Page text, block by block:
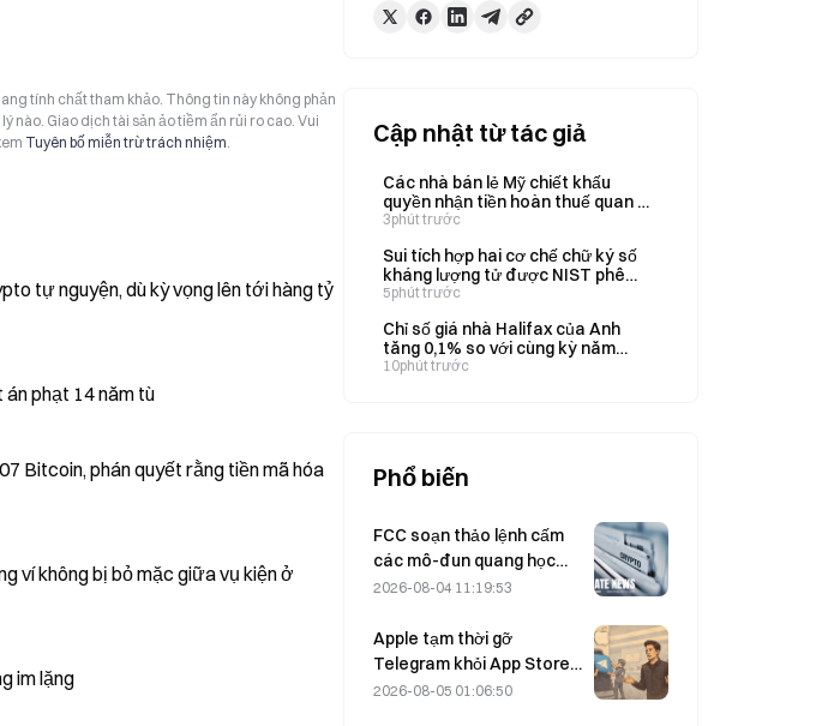
tính chất tham khảo. Thông tin này không phản
nào. Giao dịch tài sản ảo tiềm ẩn rủi ro cao. Vui
Tuyên bố miễn trừ trách nhiệm.
tự nguyện, dù kỳ vọng lên tới hàng tỷ
phạt 14 năm tù
Bitcoin, phán quyết rằng tiền mã hóa
ví không bị bỏ mặc giữa vụ kiện ở
sáu tháng im lặng
Cập nhật từ tác giả
Các nhà bán lẻ Mỹ chiết khấu
quyền nhận tiền hoàn thuế quan để
có tiền mặt ngay lập tức; American
USD với giá 18,6 triệu USD
3phút trước
Sui tích hợp hai cơ chế chữ ký số
kháng lượng tử được NIST phê
duyệt
5phút trước
Chỉ số giá nhà Halifax của Anh
tăng 0,1% so với cùng kỳ năm
trước vào tháng 7, thấp hơn mức
10phút trước
Phổ biến
FCC soạn thảo lệnh cấm
các mô-đun quang học
của Trung Quốc dùng cho
có nguy cơ bị ảnh hưởng
tới 27% thị phần
2026-08-04 11:19:53
Apple tạm thời gỡ
Telegram khỏi App Store
vì CSAM; Durov bác bỏ cáo
2026-08-05 01:06:50